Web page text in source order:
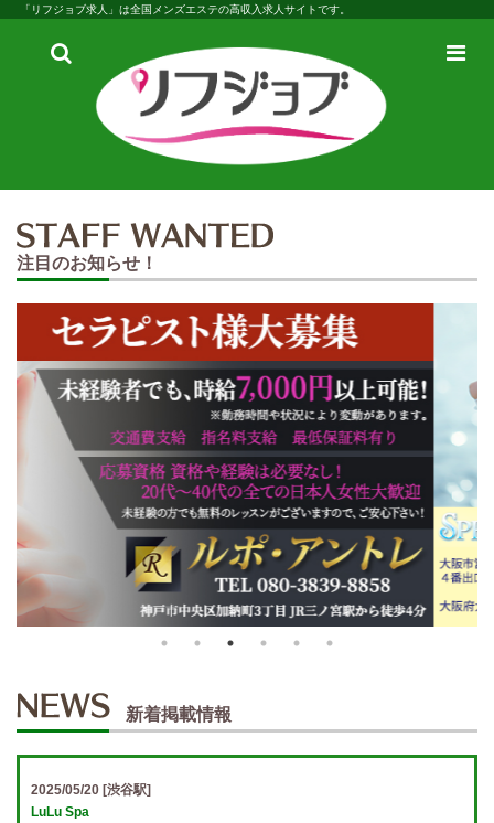
「リフジョブ求人」は全国メンズエステの高収入求人サイトです。
検
メ
注目のお知らせ！
新着掲載情報
2025/05/20 [渋谷駅]
LuLu Spa